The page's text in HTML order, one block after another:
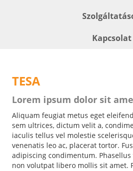
Kapcsolat
TESA
Lorem ipsum dolor sit
Aliquam feugiat metus eget
sem ultrices, dictum velit a,
iaculis tellus vel molestie
venenatis leo ac, placerat tortor.
adipiscing condimentum.
non volutpat libero mollis sit amet.